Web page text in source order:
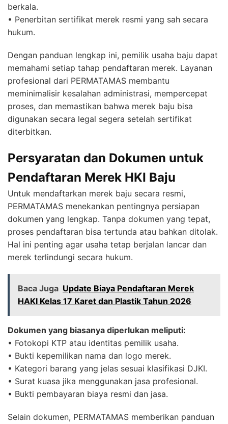
berkala.
• Penerbitan sertifikat merek resmi yang sah secara
hukum.
Dengan panduan lengkap ini, pemilik usaha baju dapat
memahami setiap tahap pendaftaran merek. Layanan
profesional dari PERMATAMAS membantu
meminimalisir kesalahan administrasi, mempercepat
proses, dan memastikan bahwa merek baju bisa
digunakan secara legal segera setelah sertifikat
diterbitkan.
Persyaratan dan Dokumen untuk
Pendaftaran Merek HKI Baju
Untuk mendaftarkan merek baju secara resmi,
PERMATAMAS menekankan pentingnya persiapan
dokumen yang lengkap. Tanpa dokumen yang tepat,
proses pendaftaran bisa tertunda atau bahkan ditolak.
Hal ini penting agar usaha tetap berjalan lancar dan
merek terlindungi secara hukum.
Baca Juga Update Biaya Pendaftaran Merek
HAKI Kelas 17 Karet dan Plastik Tahun 2026
Dokumen yang biasanya diperlukan meliputi:
• Fotokopi KTP atau identitas pemilik usaha.
• Bukti kepemilikan nama dan logo merek.
• Kategori barang yang jelas sesuai klasifikasi DJKI.
• Surat kuasa jika menggunakan jasa profesional.
• Bukti pembayaran biaya resmi dan jasa.
Selain dokumen, PERMATAMAS memberikan panduan